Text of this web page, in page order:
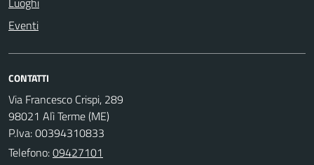
Eventi
CONTATTI
Via Francesco Crispi, 289
98021 Alì Terme (ME)
P.Iva: 00394310833
Telefono:09427101